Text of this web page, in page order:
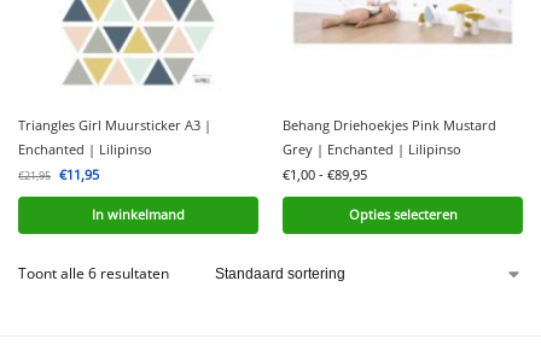
Triangles Girl Muursticker A3 |
Enchanted | Lilipinso
€21,95 €11,95
In winkelmand
Behang Driehoekjes Pink Mustard
Grey | Enchanted | Lilipinso
€1,00 - €89,95
Opties selecteren
Toont alle 6 resultaten